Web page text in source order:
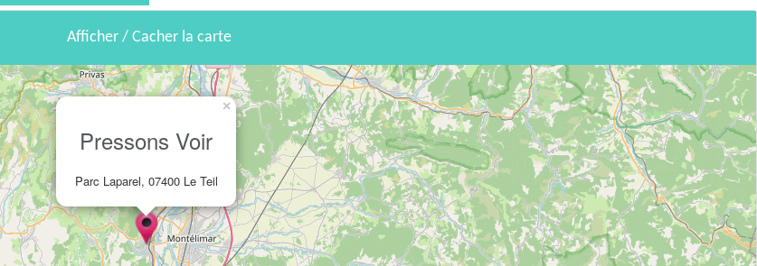
Afficher / Cacher la carte
Pressons Voir
Parc Laparel, 07400 Le Teil
×